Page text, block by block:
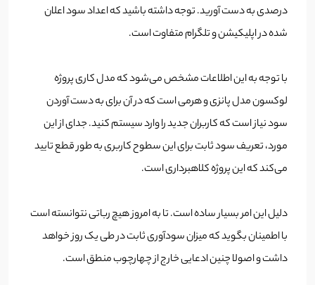
درصدی به دست آورید. توجه داشته باشید که اعداد سود اعلان
شده در اپلیکیشن و تلگرام متفاوت است.
با توجه به این اطلاعات مشخص می‌شود که مدل کاری پروژه
لوکسون مدل پانزی و هرمی است که در آن برای به دست آوردن
سود نیاز است که کاربران جدید را وارد سیستم کنید. جدای از این
مورد، تعریف سود ثابت برای این سطوح کاربری به طور قطع تایید
می‌کند که این پروژه کلاهبرداری است.
دلیل این امر بسیار ساده است. تا به امروز هیچ رباتی نتوانسته است
با اطمینان بگوید که میزان سودآوری ثابت در طی یک روز خواهد
داشت و اصولا چنین ادعایی خارج از چهارچوب منطق است.